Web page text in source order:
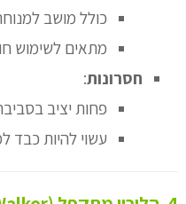
כולל מושב
מתאים לשימוש
חסרונות:
פחות יציב
עשוי להיות כבד